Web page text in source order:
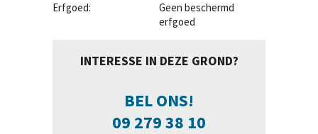
Erfgoed:
Geen beschermd
erfgoed
INTERESSE IN DEZE GROND?
BEL ONS!
09 279 38 10